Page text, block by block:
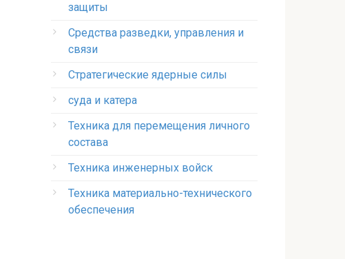
защиты
Средства разведки, управления и
связи
Стратегические ядерные силы
суда и катера
Техника для перемещения личного
состава
Техника инженерных войск
Техника материально-технического
обеспечения